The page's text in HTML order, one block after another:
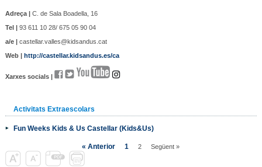
Adreça |C. de Sala Boadella, 16
Tel |93 611 10 28/ 675 05 90 04
a/e |castellar.valles@kidsandus.cat
Web | http://castellar.kidsandus.es/ca
Xarxes socials |
Activitats Extraescolars
Fun Weeks Kids & Us Castellar (Kids&Us)
« Anterior 1 2 Següent »